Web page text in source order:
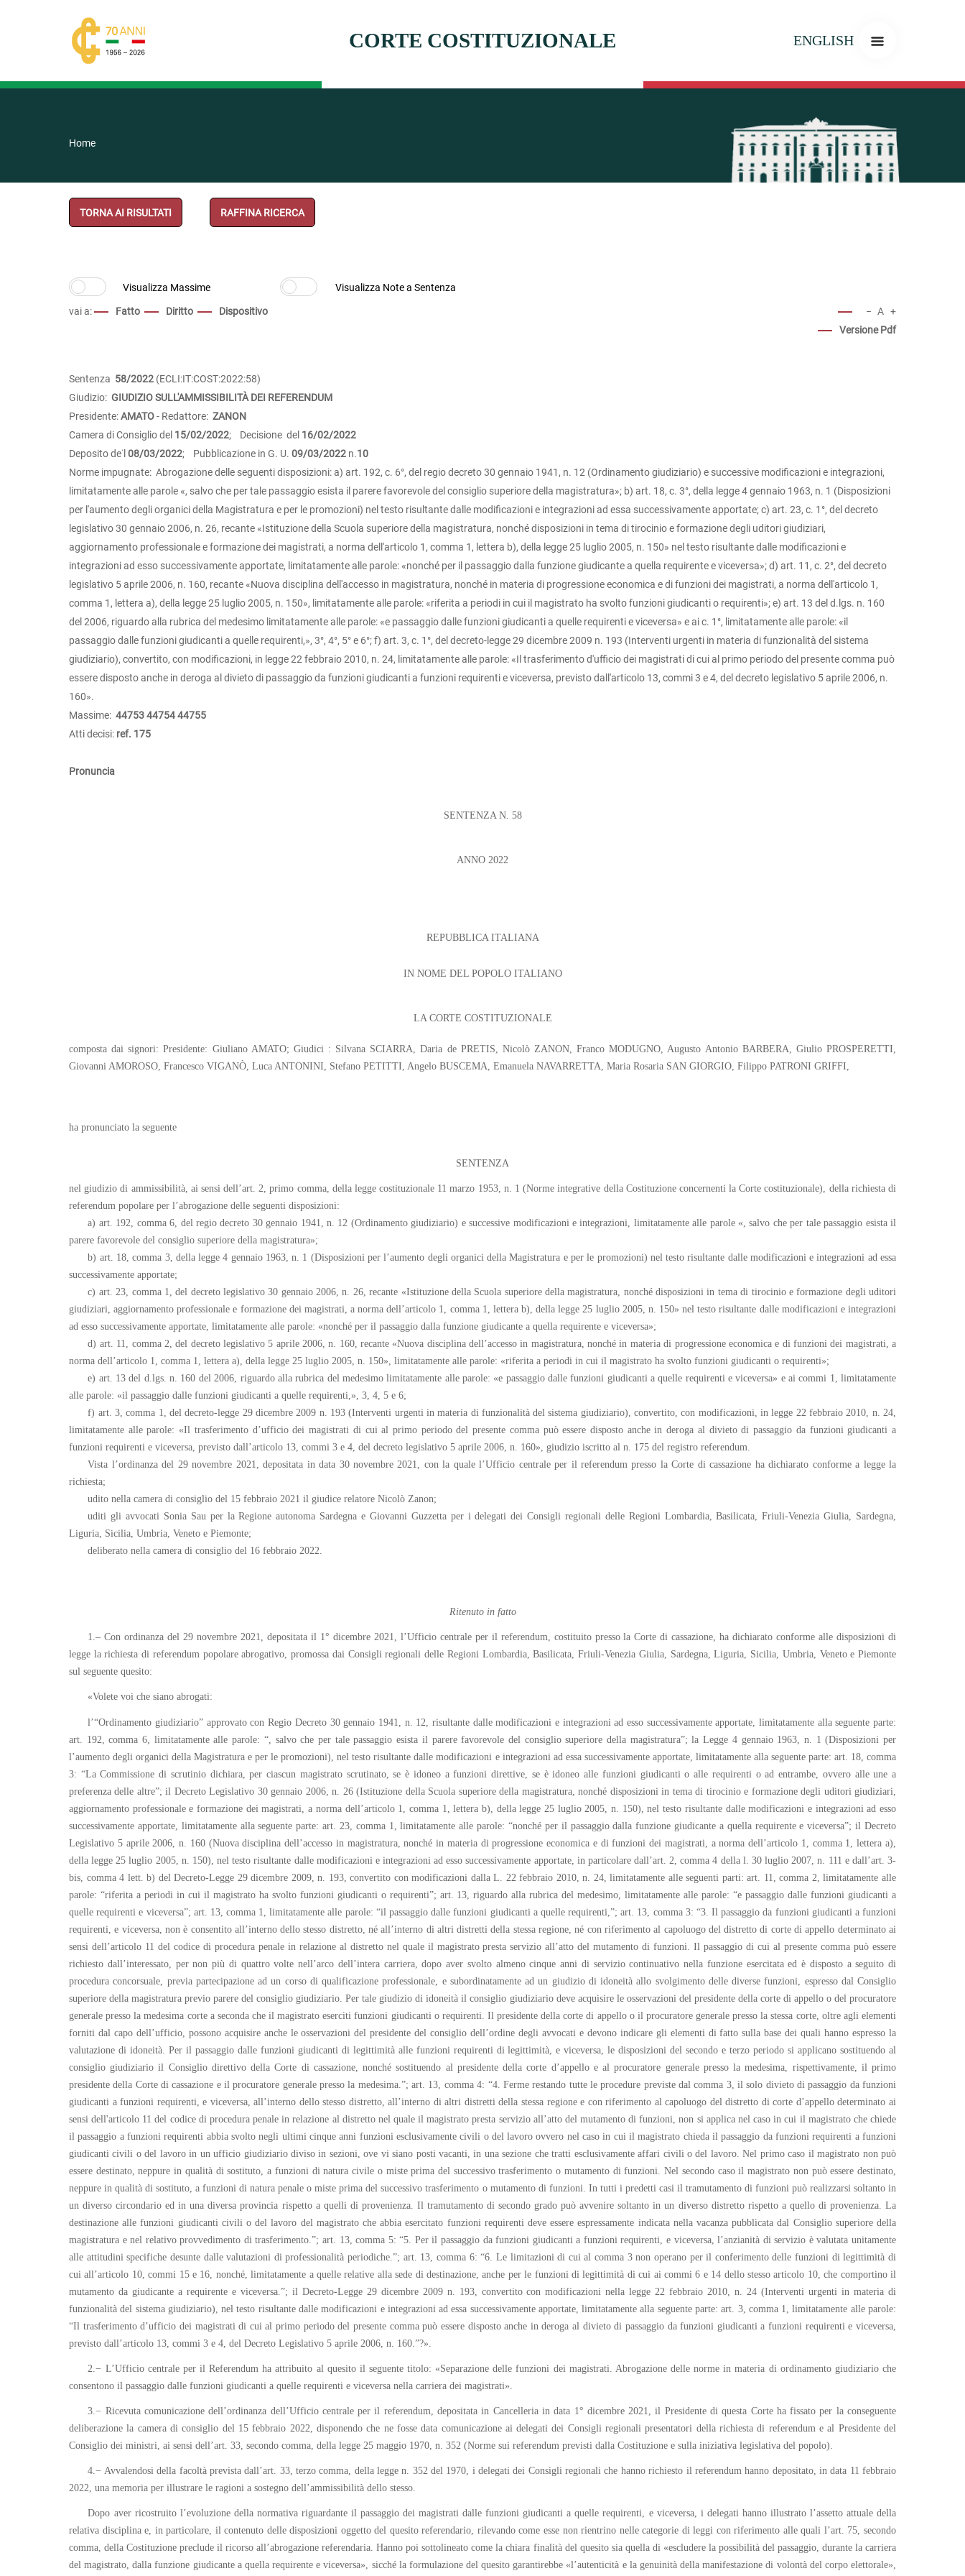
CORTE COSTITUZIONALE ENGLISH
Home
TORNA AI RISULTATI RAFFINA RICERCA
vai a: Fatto Diritto Dispositivo − A +
Versione Pdf
Sentenza 58/2022 (ECLI:IT:COST:2022:58)
Giudizio: GIUDIZIO SULL'AMMISSIBILITÀ DEI REFERENDUM
Presidente:AMATO- Redattore: ZANON
Camera di Consiglio del 15/02/2022; Decisione del 16/02/2022
Deposito de˙l 08/03/2022; Pubblicazione in G. U. 09/03/2022 n.10
Norme impugnate: Abrogazione delle seguenti disposizioni: a) art. 192, c. 6°, del regio decreto 30 gennaio 1941, n. 12 (Ordinamento giudiziario) e successive modificazioni e integrazioni,
limitatamente alle parole «, salvo che per tale passaggio esista il parere favorevole del consiglio superiore della magistratura»; b) art. 18, c. 3°, della legge 4 gennaio 1963, n. 1 (Disposizioni
per l'aumento degli organici della Magistratura e per le promozioni) nel testo risultante dalle modificazioni e integrazioni ad essa successivamente apportate; c) art. 23, c. 1°, del decreto
legislativo 30 gennaio 2006, n. 26, recante «Istituzione della Scuola superiore della magistratura, nonché disposizioni in tema di tirocinio e formazione degli uditori giudiziari,
aggiornamento professionale e formazione dei magistrati, a norma dell'articolo 1, comma 1, lettera b), della legge 25 luglio 2005, n. 150» nel testo risultante dalle modificazioni e
integrazioni ad esso successivamente apportate, limitatamente alle parole: «nonché per il passaggio dalla funzione giudicante a quella requirente e viceversa»; d) art. 11, c. 2°, del decreto
legislativo 5 aprile 2006, n. 160, recante «Nuova disciplina dell'accesso in magistratura, nonché in materia di progressione economica e di funzioni dei magistrati, a norma dell'articolo 1,
comma 1, lettera a), della legge 25 luglio 2005, n. 150», limitatamente alle parole: «riferita a periodi in cui il magistrato ha svolto funzioni giudicanti o requirenti»; e) art. 13 del d.lgs. n. 160
del 2006, riguardo alla rubrica del medesimo limitatamente alle parole: «e passaggio dalle funzioni giudicanti a quelle requirenti e viceversa» e ai c. 1°, limitatamente alle parole: «il
passaggio dalle funzioni giudicanti a quelle requirenti,», 3°, 4°, 5° e 6°; f) art. 3, c. 1°, del decreto-legge 29 dicembre 2009 n. 193 (Interventi urgenti in materia di funzionalità del sistema
giudiziario), convertito, con modificazioni, in legge 22 febbraio 2010, n. 24, limitatamente alle parole: «Il trasferimento d'ufficio dei magistrati di cui al primo periodo del presente comma può
essere disposto anche in deroga al divieto di passaggio da funzioni giudicanti a funzioni requirenti e viceversa, previsto dall'articolo 13, commi 3 e 4, del decreto legislativo 5 aprile 2006, n.
160».
Massime: 447534475444755
Atti decisi: ref. 175
Pronuncia
SENTENZA N. 58
ANNO 2022
REPUBBLICA ITALIANA
IN NOME DEL POPOLO ITALIANO
LA CORTE COSTITUZIONALE
composta dai signori: Presidente: Giuliano AMATO; Giudici : Silvana SCIARRA, Daria de PRETIS, Nicolò ZANON, Franco MODUGNO, Augusto Antonio BARBERA, Giulio PROSPERETTI,
Giovanni AMOROSO, Francesco VIGANÒ, Luca ANTONINI, Stefano PETITTI, Angelo BUSCEMA, Emanuela NAVARRETTA, Maria Rosaria SAN GIORGIO, Filippo PATRONI GRIFFI,
ha pronunciato la seguente
SENTENZA
nel giudizio di ammissibilità, ai sensi dell’art. 2, primo comma, della legge costituzionale 11 marzo 1953, n. 1 (Norme integrative della Costituzione concernenti la Corte costituzionale), della richiesta di
referendum popolare per l’abrogazione delle seguenti disposizioni:
a) art. 192, comma 6, del regio decreto 30 gennaio 1941, n. 12 (Ordinamento giudiziario) e successive modificazioni e integrazioni, limitatamente alle parole «, salvo che per tale passaggio esista il
parere favorevole del consiglio superiore della magistratura»;
b) art. 18, comma 3, della legge 4 gennaio 1963, n. 1 (Disposizioni per l’aumento degli organici della Magistratura e per le promozioni) nel testo risultante dalle modificazioni e integrazioni ad essa
successivamente apportate;
c) art. 23, comma 1, del decreto legislativo 30 gennaio 2006, n. 26, recante «Istituzione della Scuola superiore della magistratura, nonché disposizioni in tema di tirocinio e formazione degli uditori
giudiziari, aggiornamento professionale e formazione dei magistrati, a norma dell’articolo 1, comma 1, lettera b), della legge 25 luglio 2005, n. 150» nel testo risultante dalle modificazioni e integrazioni
ad esso successivamente apportate, limitatamente alle parole: «nonché per il passaggio dalla funzione giudicante a quella requirente e viceversa»;
d) art. 11, comma 2, del decreto legislativo 5 aprile 2006, n. 160, recante «Nuova disciplina dell’accesso in magistratura, nonché in materia di progressione economica e di funzioni dei magistrati, a
norma dell’articolo 1, comma 1, lettera a), della legge 25 luglio 2005, n. 150», limitatamente alle parole: «riferita a periodi in cui il magistrato ha svolto funzioni giudicanti o requirenti»;
e) art. 13 del d.lgs. n. 160 del 2006, riguardo alla rubrica del medesimo limitatamente alle parole: «e passaggio dalle funzioni giudicanti a quelle requirenti e viceversa» e ai commi 1, limitatamente
alle parole: «il passaggio dalle funzioni giudicanti a quelle requirenti,», 3, 4, 5 e 6;
f) art. 3, comma 1, del decreto-legge 29 dicembre 2009 n. 193 (Interventi urgenti in materia di funzionalità del sistema giudiziario), convertito, con modificazioni, in legge 22 febbraio 2010, n. 24,
limitatamente alle parole: «Il trasferimento d’ufficio dei magistrati di cui al primo periodo del presente comma può essere disposto anche in deroga al divieto di passaggio da funzioni giudicanti a
funzioni requirenti e viceversa, previsto dall’articolo 13, commi 3 e 4, del decreto legislativo 5 aprile 2006, n. 160», giudizio iscritto al n. 175 del registro referendum.
Vista l’ordinanza del 29 novembre 2021, depositata in data 30 novembre 2021, con la quale l’Ufficio centrale per il referendum presso la Corte di cassazione ha dichiarato conforme a legge la
richiesta;
udito nella camera di consiglio del 15 febbraio 2021 il giudice relatore Nicolò Zanon;
uditi gli avvocati Sonia Sau per la Regione autonoma Sardegna e Giovanni Guzzetta per i delegati dei Consigli regionali delle Regioni Lombardia, Basilicata, Friuli-Venezia Giulia, Sardegna,
Liguria, Sicilia, Umbria, Veneto e Piemonte;
deliberato nella camera di consiglio del 16 febbraio 2022.
Ritenuto in fatto
1.– Con ordinanza del 29 novembre 2021, depositata il 1° dicembre 2021, l’Ufficio centrale per il referendum, costituito presso la Corte di cassazione, ha dichiarato conforme alle disposizioni di
legge la richiesta di referendum popolare abrogativo, promossa dai Consigli regionali delle Regioni Lombardia, Basilicata, Friuli-Venezia Giulia, Sardegna, Liguria, Sicilia, Umbria, Veneto e Piemonte
sul seguente quesito:
«Volete voi che siano abrogati:
l’“Ordinamento giudiziario” approvato con Regio Decreto 30 gennaio 1941, n. 12, risultante dalle modificazioni e integrazioni ad esso successivamente apportate, limitatamente alla seguente parte:
art. 192, comma 6, limitatamente alle parole: “, salvo che per tale passaggio esista il parere favorevole del consiglio superiore della magistratura”; la Legge 4 gennaio 1963, n. 1 (Disposizioni per
l’aumento degli organici della Magistratura e per le promozioni), nel testo risultante dalle modificazioni e integrazioni ad essa successivamente apportate, limitatamente alla seguente parte: art. 18, comma
3: “La Commissione di scrutinio dichiara, per ciascun magistrato scrutinato, se è idoneo a funzioni direttive, se è idoneo alle funzioni giudicanti o alle requirenti o ad entrambe, ovvero alle une a
preferenza delle altre”; il Decreto Legislativo 30 gennaio 2006, n. 26 (Istituzione della Scuola superiore della magistratura, nonché disposizioni in tema di tirocinio e formazione degli uditori giudiziari,
aggiornamento professionale e formazione dei magistrati, a norma dell’articolo 1, comma 1, lettera b), della legge 25 luglio 2005, n. 150), nel testo risultante dalle modificazioni e integrazioni ad esso
successivamente apportate, limitatamente alla seguente parte: art. 23, comma 1, limitatamente alle parole: “nonché per il passaggio dalla funzione giudicante a quella requirente e viceversa”; il Decreto
Legislativo 5 aprile 2006, n. 160 (Nuova disciplina dell’accesso in magistratura, nonché in materia di progressione economica e di funzioni dei magistrati, a norma dell’articolo 1, comma 1, lettera a),
della legge 25 luglio 2005, n. 150), nel testo risultante dalle modificazioni e integrazioni ad esso successivamente apportate, in particolare dall’art. 2, comma 4 della l. 30 luglio 2007, n. 111 e dall’art. 3-
bis, comma 4 lett. b) del Decreto-Legge 29 dicembre 2009, n. 193, convertito con modificazioni dalla L. 22 febbraio 2010, n. 24, limitatamente alle seguenti parti: art. 11, comma 2, limitatamente alle
parole: “riferita a periodi in cui il magistrato ha svolto funzioni giudicanti o requirenti”; art. 13, riguardo alla rubrica del medesimo, limitatamente alle parole: “e passaggio dalle funzioni giudicanti a
quelle requirenti e viceversa”; art. 13, comma 1, limitatamente alle parole: “il passaggio dalle funzioni giudicanti a quelle requirenti,”; art. 13, comma 3: “3. Il passaggio da funzioni giudicanti a funzioni
requirenti, e viceversa, non è consentito all’interno dello stesso distretto, né all’interno di altri distretti della stessa regione, né con riferimento al capoluogo del distretto di corte di appello determinato ai
sensi dell’articolo 11 del codice di procedura penale in relazione al distretto nel quale il magistrato presta servizio all’atto del mutamento di funzioni. Il passaggio di cui al presente comma può essere
richiesto dall’interessato, per non più di quattro volte nell’arco dell’intera carriera, dopo aver svolto almeno cinque anni di servizio continuativo nella funzione esercitata ed è disposto a seguito di
procedura concorsuale, previa partecipazione ad un corso di qualificazione professionale, e subordinatamente ad un giudizio di idoneità allo svolgimento delle diverse funzioni, espresso dal Consiglio
superiore della magistratura previo parere del consiglio giudiziario. Per tale giudizio di idoneità il consiglio giudiziario deve acquisire le osservazioni del presidente della corte di appello o del procuratore
generale presso la medesima corte a seconda che il magistrato eserciti funzioni giudicanti o requirenti. Il presidente della corte di appello o il procuratore generale presso la stessa corte, oltre agli elementi
forniti dal capo dell’ufficio, possono acquisire anche le osservazioni del presidente del consiglio dell’ordine degli avvocati e devono indicare gli elementi di fatto sulla base dei quali hanno espresso la
valutazione di idoneità. Per il passaggio dalle funzioni giudicanti di legittimità alle funzioni requirenti di legittimità, e viceversa, le disposizioni del secondo e terzo periodo si applicano sostituendo al
consiglio giudiziario il Consiglio direttivo della Corte di cassazione, nonché sostituendo al presidente della corte d’appello e al procuratore generale presso la medesima, rispettivamente, il primo
presidente della Corte di cassazione e il procuratore generale presso la medesima.”; art. 13, comma 4: “4. Ferme restando tutte le procedure previste dal comma 3, il solo divieto di passaggio da funzioni
giudicanti a funzioni requirenti, e viceversa, all’interno dello stesso distretto, all’interno di altri distretti della stessa regione e con riferimento al capoluogo del distretto di corte d’appello determinato ai
sensi dell'articolo 11 del codice di procedura penale in relazione al distretto nel quale il magistrato presta servizio all’atto del mutamento di funzioni, non si applica nel caso in cui il magistrato che chiede
il passaggio a funzioni requirenti abbia svolto negli ultimi cinque anni funzioni esclusivamente civili o del lavoro ovvero nel caso in cui il magistrato chieda il passaggio da funzioni requirenti a funzioni
giudicanti civili o del lavoro in un ufficio giudiziario diviso in sezioni, ove vi siano posti vacanti, in una sezione che tratti esclusivamente affari civili o del lavoro. Nel primo caso il magistrato non può
essere destinato, neppure in qualità di sostituto, a funzioni di natura civile o miste prima del successivo trasferimento o mutamento di funzioni. Nel secondo caso il magistrato non può essere destinato,
neppure in qualità di sostituto, a funzioni di natura penale o miste prima del successivo trasferimento o mutamento di funzioni. In tutti i predetti casi il tramutamento di funzioni può realizzarsi soltanto in
un diverso circondario ed in una diversa provincia rispetto a quelli di provenienza. Il tramutamento di secondo grado può avvenire soltanto in un diverso distretto rispetto a quello di provenienza. La
destinazione alle funzioni giudicanti civili o del lavoro del magistrato che abbia esercitato funzioni requirenti deve essere espressamente indicata nella vacanza pubblicata dal Consiglio superiore della
magistratura e nel relativo provvedimento di trasferimento.”; art. 13, comma 5: “5. Per il passaggio da funzioni giudicanti a funzioni requirenti, e viceversa, l’anzianità di servizio è valutata unitamente
alle attitudini specifiche desunte dalle valutazioni di professionalità periodiche.”; art. 13, comma 6: “6. Le limitazioni di cui al comma 3 non operano per il conferimento delle funzioni di legittimità di
cui all’articolo 10, commi 15 e 16, nonché, limitatamente a quelle relative alla sede di destinazione, anche per le funzioni di legittimità di cui ai commi 6 e 14 dello stesso articolo 10, che comportino il
mutamento da giudicante a requirente e viceversa.”; il Decreto-Legge 29 dicembre 2009 n. 193, convertito con modificazioni nella legge 22 febbraio 2010, n. 24 (Interventi urgenti in materia di
funzionalità del sistema giudiziario), nel testo risultante dalle modificazioni e integrazioni ad essa successivamente apportate, limitatamente alla seguente parte: art. 3, comma 1, limitatamente alle parole:
“Il trasferimento d’ufficio dei magistrati di cui al primo periodo del presente comma può essere disposto anche in deroga al divieto di passaggio da funzioni giudicanti a funzioni requirenti e viceversa,
previsto dall’articolo 13, commi 3 e 4, del Decreto Legislativo 5 aprile 2006, n. 160.”?».
2.− L’Ufficio centrale per il Referendum ha attribuito al quesito il seguente titolo: «Separazione delle funzioni dei magistrati. Abrogazione delle norme in materia di ordinamento giudiziario che
consentono il passaggio dalle funzioni giudicanti a quelle requirenti e viceversa nella carriera dei magistrati».
3.− Ricevuta comunicazione dell’ordinanza dell’Ufficio centrale per il referendum, depositata in Cancelleria in data 1° dicembre 2021, il Presidente di questa Corte ha fissato per la conseguente
deliberazione la camera di consiglio del 15 febbraio 2022, disponendo che ne fosse data comunicazione ai delegati dei Consigli regionali presentatori della richiesta di referendum e al Presidente del
Consiglio dei ministri, ai sensi dell’art. 33, secondo comma, della legge 25 maggio 1970, n. 352 (Norme sui referendum previsti dalla Costituzione e sulla iniziativa legislativa del popolo).
4.− Avvalendosi della facoltà prevista dall’art. 33, terzo comma, della legge n. 352 del 1970, i delegati dei Consigli regionali che hanno richiesto il referendum hanno depositato, in data 11 febbraio
2022, una memoria per illustrare le ragioni a sostegno dell’ammissibilità dello stesso.
Dopo aver ricostruito l’evoluzione della normativa riguardante il passaggio dei magistrati dalle funzioni giudicanti a quelle requirenti, e viceversa, i delegati hanno illustrato l’assetto attuale della
relativa disciplina e, in particolare, il contenuto delle disposizioni oggetto del quesito referendario, rilevando come esse non rientrino nelle categorie di leggi con riferimento alle quali l’art. 75, secondo
comma, della Costituzione preclude il ricorso all’abrogazione referendaria. Hanno poi sottolineato come la chiara finalità del quesito sia quella di «escludere la possibilità del passaggio, durante la carriera
del magistrato, dalla funzione giudicante a quella requirente e viceversa», sicché la formulazione del quesito garantirebbe «l’autenticità e la genuinità della manifestazione di volontà del corpo elettorale»,